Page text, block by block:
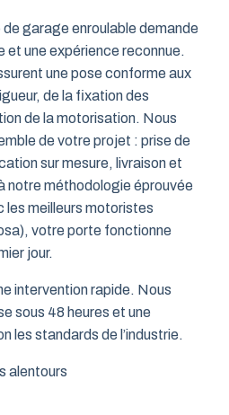
de garage enroulable demande
et une expérience reconnue.
une pose conforme aux
de la fixation des
de la motorisation. Nous
de votre projet : prise de
sur mesure, livraison et
notre méthodologie éprouvée
meilleurs motoristes
votre porte fonctionne
jour.
intervention rapide. Nous
sous 48 heures et une
les standards de l’industrie.
alentours